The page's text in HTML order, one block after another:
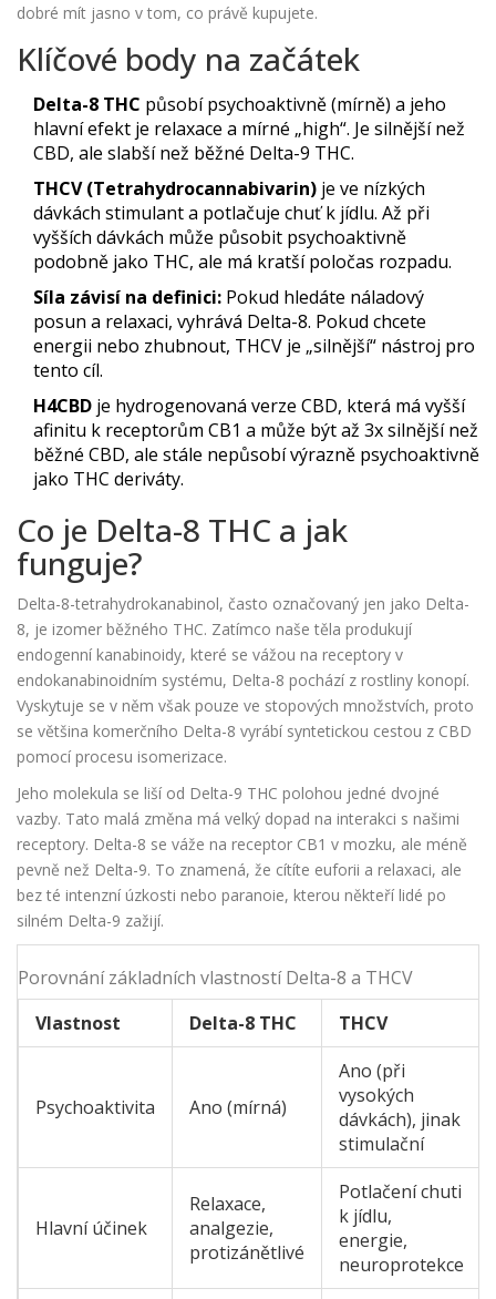
dobré mít jasno v tom, co právě kupujete.
Klíčové body na začátek
Delta-8 THC působí psychoaktivně (mírně) a jeho
hlavní efekt je relaxace a mírné „high“. Je silnější než
CBD, ale slabší než běžné Delta-9 THC.
THCV (Tetrahydrocannabivarin) je ve nízkých
dávkách stimulant a potlačuje chuť k jídlu. Až při
vyšších dávkách může působit psychoaktivně
podobně jako THC, ale má kratší poločas rozpadu.
Síla závisí na definici: Pokud hledáte náladový
posun a relaxaci, vyhrává Delta-8. Pokud chcete
energii nebo zhubnout, THCV je „silnější“ nástroj pro
tento cíl.
H4CBD je hydrogenovaná verze CBD, která má vyšší
afinitu k receptorům CB1 a může být až 3x silnější než
běžné CBD, ale stále nepůsobí výrazně psychoaktivně
jako THC deriváty.
Co je Delta-8 THC a jak
funguje?
Delta-8-tetrahydrokanabinol, často označovaný jen jako Delta-
8, je izomer běžného THC. Zatímco naše těla produkují
endogenní kanabinoidy, které se vážou na receptory v
endokanabinoidním systému, Delta-8 pochází z rostliny konopí.
Vyskytuje se v něm však pouze ve stopových množstvích, proto
se většina komerčního Delta-8 vyrábí syntetickou cestou z CBD
pomocí procesu isomerizace.
Jeho molekula se liší od Delta-9 THC polohou jedné dvojné
vazby. Tato malá změna má velký dopad na interakci s našimi
receptory. Delta-8 se váže na receptor CB1 v mozku, ale méně
pevně než Delta-9. To znamená, že cítíte euforii a relaxaci, ale
bez té intenzní úzkosti nebo paranoie, kterou někteří lidé po
silném Delta-9 zažijí.
Porovnání základních vlastností Delta-8 a THCV
Vlastnost
Delta-8 THC THCV
Psychoaktivita Ano (mírná)
Ano (při
vysokých
dávkách), jinak
stimulační
Hlavní účinek
Relaxace,
analgezie,
protizánětlivé
Potlačení chuti
k jídlu,
energie,
neuroprotekce